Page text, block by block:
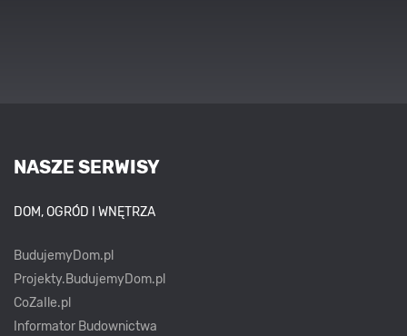
NASZE SERWISY
DOM, OGRÓD I WNĘTRZA
BudujemyDom.pl
Projekty.BudujemyDom.pl
CoZaIle.pl
Informator Budownictwa